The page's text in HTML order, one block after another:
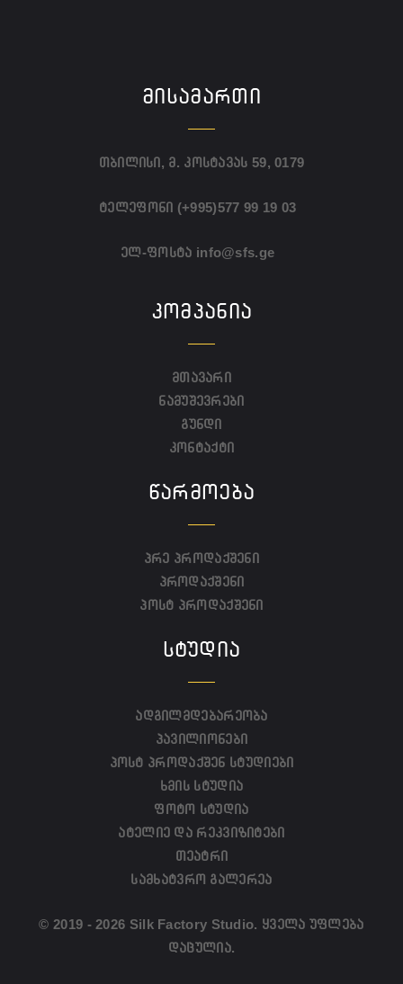
ᲛᲘᲡᲐᲛᲐᲠᲗᲘ
თბილისი, მ. კოსტავას 59, 0179
ტელეფონი (+995)577 99 19 03
ელ-ფოსტა info@sfs.ge
ᲙᲝᲛᲞᲐᲜᲘᲐ
მთავარი
ნამუშევრები
გუნდი
კონტაქტი
ᲬᲐᲠᲛᲝᲔᲑᲐ
პრე პროდაქშენი
პროდაქშენი
პოსტ პროდაქშენი
ᲡᲢᲣᲓᲘᲐ
ადგილმდებარეობა
პავილიონები
პოსტ პროდაქშენ სტუდიები
ხმის სტუდია
ფოტო სტუდია
ატელიე და რეკვიზიტები
თეატრი
სამხატვრო გალერეა
© 2019 - 2026 Silk Factory Studio. ყველა უფლება
დაცულია.